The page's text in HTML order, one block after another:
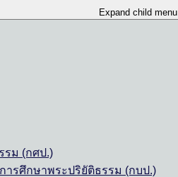
Expand child menu
รม (กศป.)
รศึกษาพระปริยัติธรรม (กบป.)